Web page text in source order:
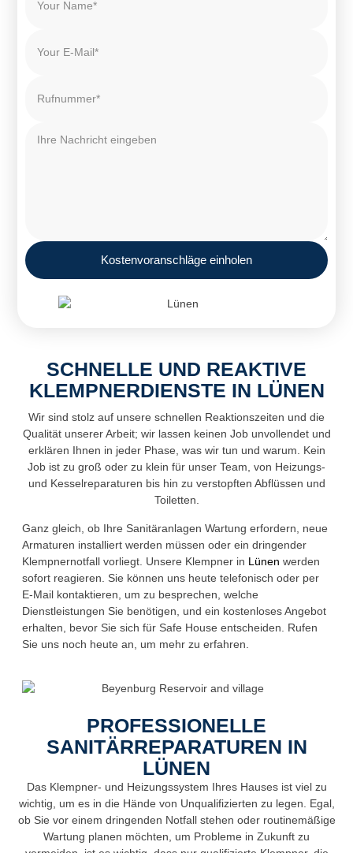
Kostenvoranschläge einholen
SCHNELLE UND REAKTIVE
KLEMPNERDIENSTE IN LÜNEN
Wir sind stolz auf unsere schnellen Reaktionszeiten und die
Qualität unserer Arbeit; wir lassen keinen Job unvollendet und
erklären Ihnen in jeder Phase, was wir tun und warum. Kein
Job ist zu groß oder zu klein für unser Team, von Heizungs-
und Kesselreparaturen bis hin zu verstopften Abflüssen und
Toiletten.
Ganz gleich, ob Ihre Sanitäranlagen Wartung erfordern, neue
Armaturen installiert werden müssen oder ein dringender
Klempnernotfall vorliegt. Unsere Klempner in Lünen werden
sofort reagieren. Sie können uns heute telefonisch oder per
E-Mail kontaktieren, um zu besprechen, welche
Dienstleistungen Sie benötigen, und ein kostenloses Angebot
erhalten, bevor Sie sich für Safe House entscheiden. Rufen
Sie uns noch heute an, um mehr zu erfahren.
PROFESSIONELLE
SANITÄRREPARATUREN IN
LÜNEN
Das Klempner- und Heizungssystem Ihres Hauses ist viel zu
wichtig, um es in die Hände von Unqualifizierten zu legen. Egal,
ob Sie vor einem dringenden Notfall stehen oder routinemäßige
Wartung planen möchten, um Probleme in Zukunft zu